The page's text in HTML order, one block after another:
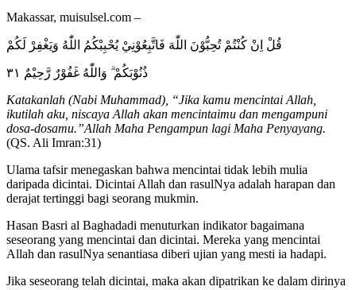
Makassar, muisulsel.com –
قُلْ اِنْ كُنْتُمْ تُحِبُّوْنَ اللّٰهَ فَاتَّبِعُوْنِيْ يُحْبِبْكُمُ اللّٰهُ وَيَغْفِرْ لَكُمْ
ذُنُوْبَكُمْ ۗ وَاللّٰهُ غَفُوْرٌ رَّحِيْمٌ ٣١
Katakanlah (Nabi Muhammad), “Jika kamu mencintai Allah,
ikutilah aku, niscaya Allah akan mencintaimu dan mengampuni
dosa-dosamu.”Allah Maha Pengampun lagi Maha Penyayang.
(QS. Ali Imran:31)
Ulama tafsir menegaskan bahwa mencintai tidak lebih mulia
daripada dicintai. Dicintai Allah dan rasulNya adalah harapan dan
derajat tertinggi bagi seorang mukmin.
Hasan Basri al Baghadadi menuturkan indikator bagaimana
seseorang yang mencintai dan dicintai. Mereka yang mencintai
Allah dan rasulNya senantiasa diberi ujian yang mesti ia hadapi.
Jika seseorang telah dicintai, maka akan dipatrikan ke dalam dirinya